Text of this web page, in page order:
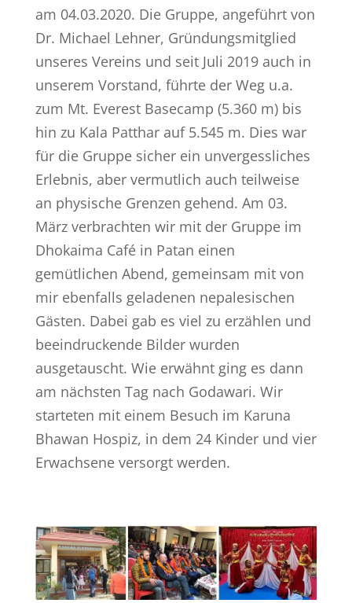
am 04.03.2020. Die Gruppe, angeführt von
Dr. Michael Lehner, Gründungsmitglied
unseres Vereins und seit Juli 2019 auch in
unserem Vorstand, führte der Weg u.a.
zum Mt. Everest Basecamp (5.360 m) bis
hin zu Kala Patthar auf 5.545 m. Dies war
für die Gruppe sicher ein unvergessliches
Erlebnis, aber vermutlich auch teilweise
an physische Grenzen gehend. Am 03.
März verbrachten wir mit der Gruppe im
Dhokaima Café in Patan einen
gemütlichen Abend, gemeinsam mit von
mir ebenfalls geladenen nepalesischen
Gästen. Dabei gab es viel zu erzählen und
beeindruckende Bilder wurden
ausgetauscht. Wie erwähnt ging es dann
am nächsten Tag nach Godawari. Wir
starteten mit einem Besuch im Karuna
Bhawan Hospiz, in dem 24 Kinder und vier
Erwachsene versorgt werden.